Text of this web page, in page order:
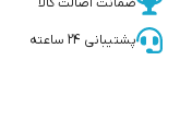
پشتیبانی 24 ساعته